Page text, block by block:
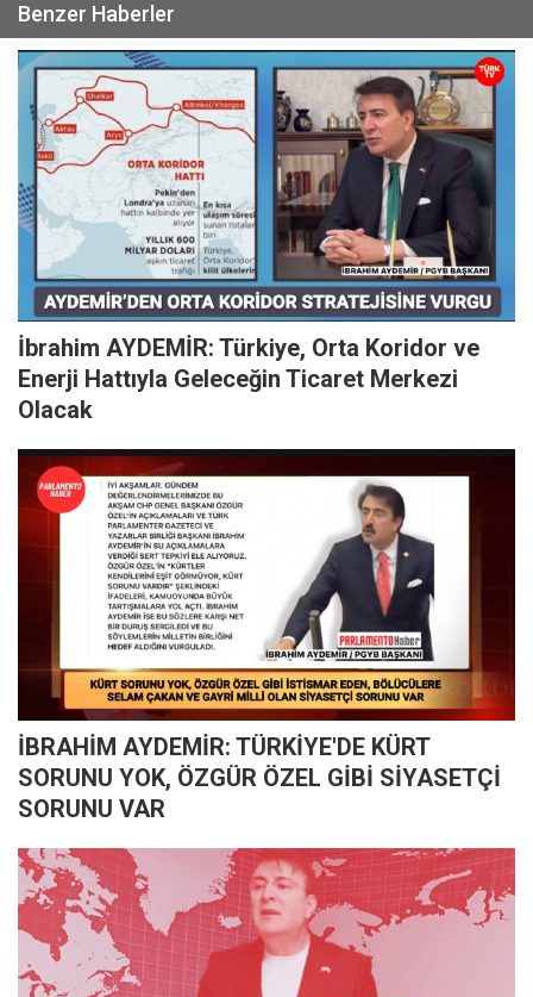
Benzer Haberler
İbrahim AYDEMİR: Türkiye, Orta Koridor ve
Enerji Hattıyla Geleceğin Ticaret Merkezi
Olacak
İBRAHİM AYDEMİR: TÜRKİYE'DE KÜRT
SORUNU YOK, ÖZGÜR ÖZEL GİBİ SİYASETÇİ
SORUNU VAR